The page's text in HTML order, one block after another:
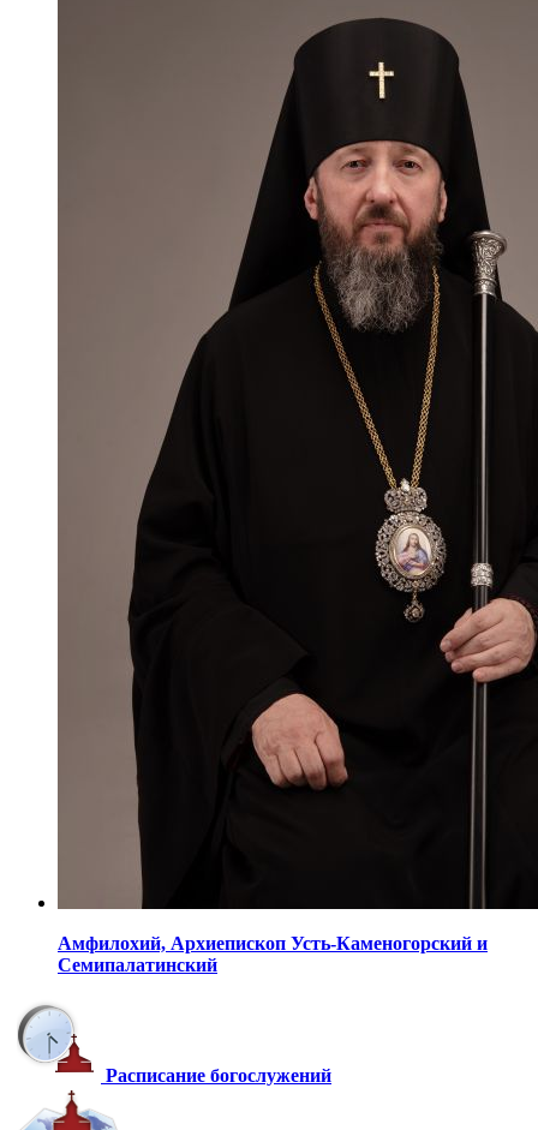
Амфилохий, Архиепископ Усть-Каменогорский и
Семипалатинский
Расписание богослужений